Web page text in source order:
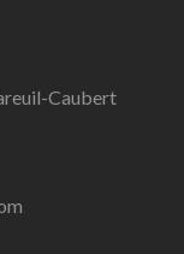
Caubert